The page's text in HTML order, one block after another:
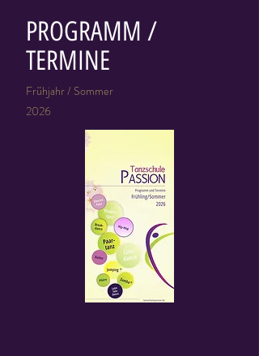
PROGRAMM /
TERMINE
Frühjahr / Sommer
2026